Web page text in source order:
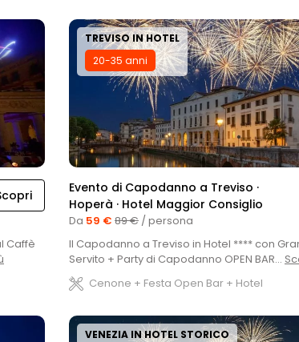
Caffè
TREVISO IN HOTEL
20-35 anni
Evento di Capodanno a Treviso ·
Hoperà · Hotel Maggior Consiglio
Da 59 € 89 €/ persona
Il Capodanno a Treviso in Hotel **** con
Servito + Party di Capodanno OPEN BAR...
Cenone + Festa Open Bar + Hotel
VENEZIA IN HOTEL STORICO